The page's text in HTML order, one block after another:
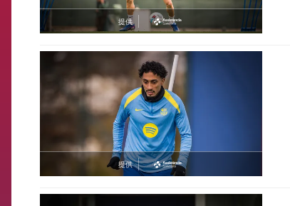
提供
asistencia
FCB Barcelona badge
提供
asistencia